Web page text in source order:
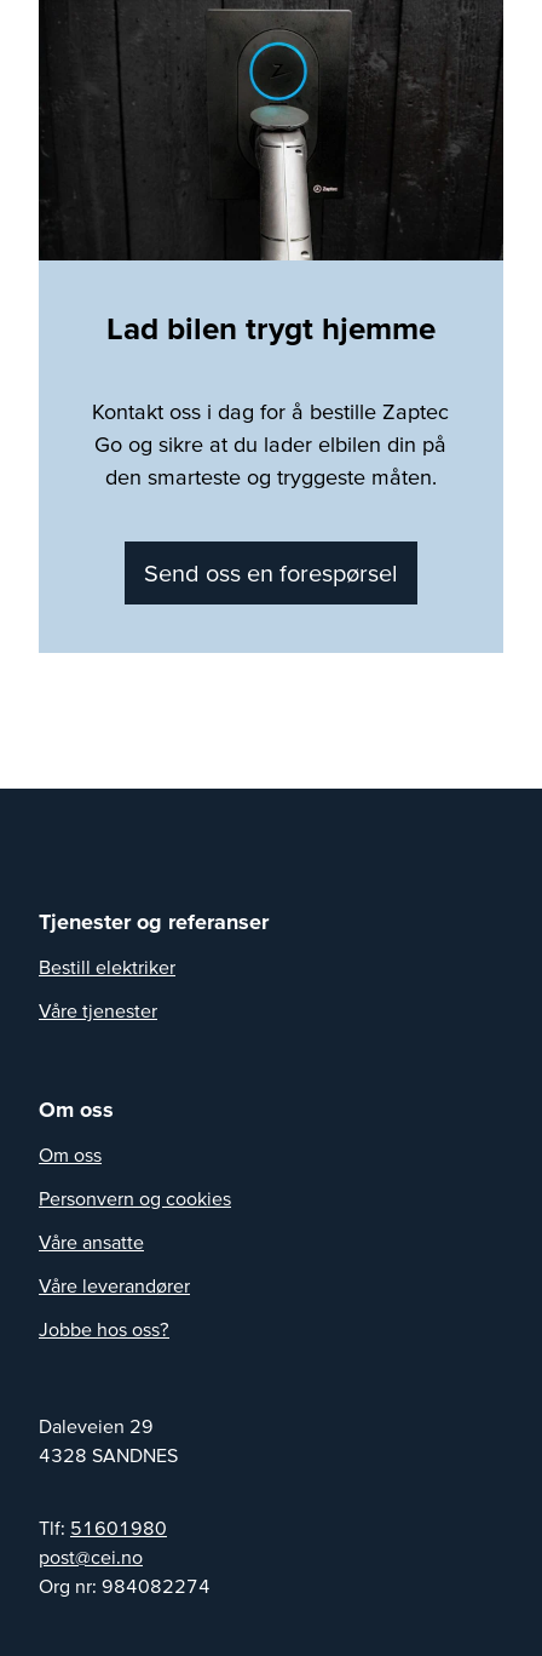
Lad bilen trygt hjemme
Kontakt oss i dag for å bestille Zaptec
Go og sikre at du lader elbilen din på
den smarteste og tryggeste måten.
Send oss en forespørsel
Daleveien 29
4328 SANDNES
Tlf: 51601980
on.iec@tsop
Org nr: 984082274
Tjenester og referanser
Bestill elektriker
Våre tjenester
Om oss
Om oss
Personvern og cookies
Våre ansatte
Våre leverandører
Jobbe hos oss?